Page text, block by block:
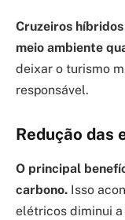
Cruzeiros
meio ambiente
deixar o turismo
responsável.
Redução das
O principal
carbono. Isso
elétricos diminui